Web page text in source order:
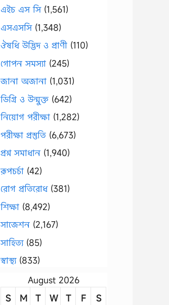
এইচ এস সি(1,561)
এসএসসি(1,348)
ঔষধি উদ্ভিদ ও প্রাণী (110)
গোপন সমস্যা (245)
জানা অজানা (1,031)
ডিগ্রি ও উন্মুক্ত (642)
নিয়োগ পরীক্ষা (1,282)
পরীক্ষা প্রস্তুতি (6,673)
প্রশ্ন সমাধান (1,940)
রূপচর্চা (42)
রোগ প্রতিরোধ(381)
শিক্ষা (8,492)
সাজেশন (2,167)
সাহিত্য(85)
স্বাস্থ্য(833)
August 2026
S
M T W T F
S